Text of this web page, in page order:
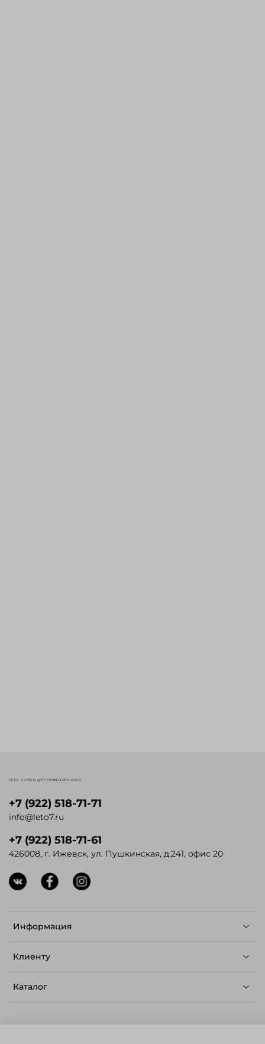
Информация
Клиенту
Каталог
+7 (922) 518-71-71
info@leto7.ru
+7 (922) 518-71-61
426008, г. Ижевск, ул. Пушкинская, д.241, офис 20
ЛЕТО - СЕМЕНА ДЛЯ ПРОФЕССИОНАЛОВ